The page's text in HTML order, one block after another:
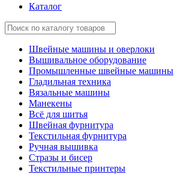
Каталог
Швейные машины и оверлоки
Вышивальное оборудование
Промышленные швейные машины
Гладильная техника
Вязальные машины
Манекены
Всё для шитья
Швейная фурнитура
Текстильная фурнитура
Ручная вышивка
Стразы и бисер
Текстильные принтеры